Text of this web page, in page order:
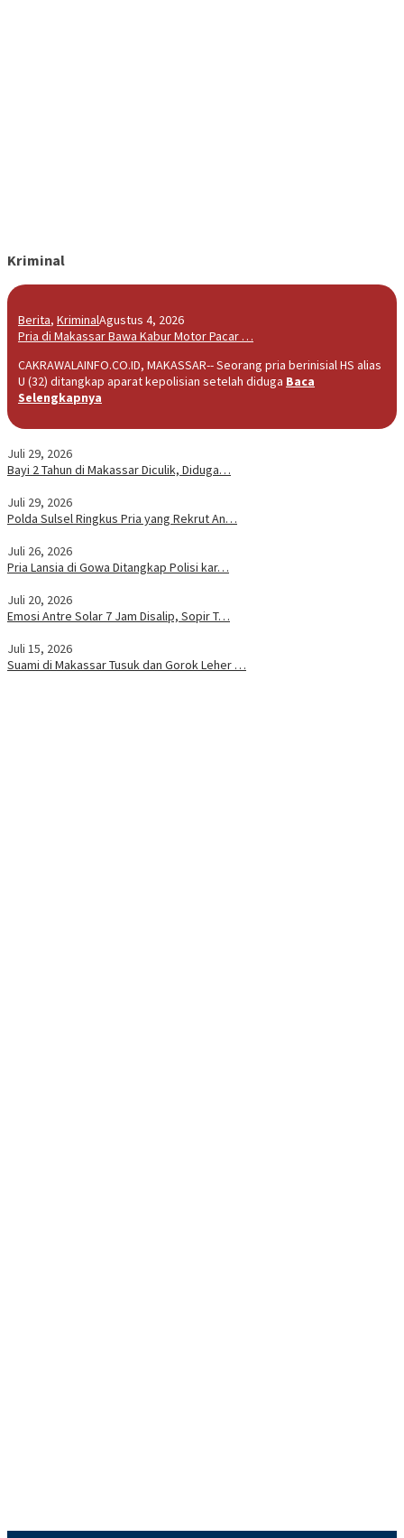
Kriminal
Berita, KriminalAgustus 4, 2026
Pria di Makassar Bawa Kabur Motor Pacar …
CAKRAWALAINFO.CO.ID, MAKASSAR-- Seorang pria berinisial HS alias
U (32) ditangkap aparat kepolisian setelah diduga Baca
Selengkapnya
Juli 29, 2026
Bayi 2 Tahun di Makassar Diculik, Diduga…
Juli 29, 2026
Polda Sulsel Ringkus Pria yang Rekrut An…
Juli 26, 2026
Pria Lansia di Gowa Ditangkap Polisi kar…
Juli 20, 2026
Emosi Antre Solar 7 Jam Disalip, Sopir T…
Juli 15, 2026
Suami di Makassar Tusuk dan Gorok Leher …